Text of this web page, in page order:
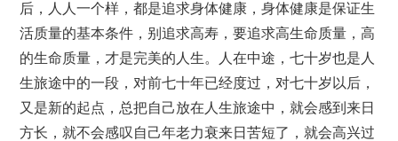
后，人人一个样，都是追求身体健康，身体健康是保证生
活质量的基本条件，别追求高寿，要追求高生命质量，高
的生命质量，才是完美的人生。人在中途，七十岁也是人
生旅途中的一段，对前七十年已经度过，对七十岁以后，
又是新的起点，总把自己放在人生旅途中，就会感到来日
方长，就不会感叹自己年老力衰来日苦短了，就会高兴过